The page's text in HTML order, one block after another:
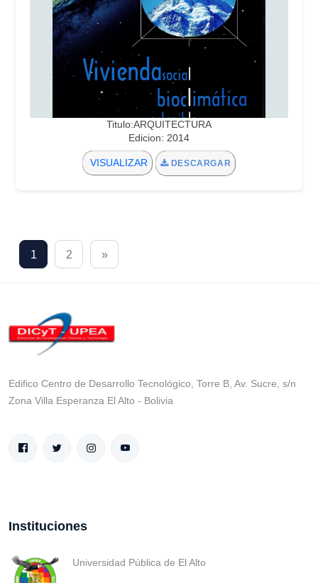
Titulo:ARQUITECTURA
Edicion: 2014
VISUALIZAR DESCARGAR
1 2 »
Edifico Centro de Desarrollo Tecnológico, Torre B, Av. Sucre, s/n
Zona Villa Esperanza El Alto - Bolivia
Instituciones
Universidad Pública de El Alto